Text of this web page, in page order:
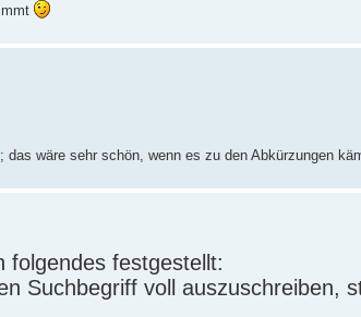
wäre sehr schön, wenn es zu den Abkürzungen
folgendes festgestellt:
Suchbegriff voll auszuschreiben,